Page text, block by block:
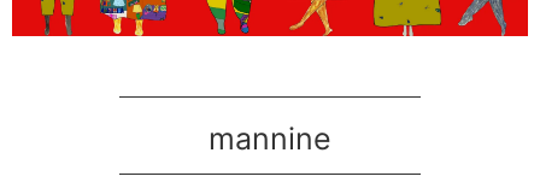
mannine